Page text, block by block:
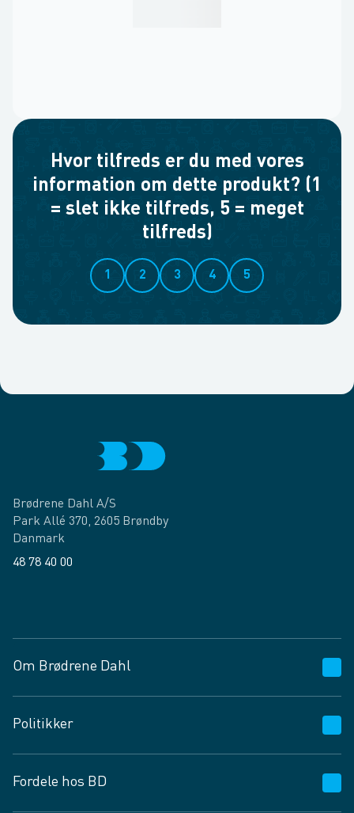
Hvor tilfreds er du med vores
information om dette produkt? (1
= slet ikke tilfreds, 5 = meget
tilfreds)
1 2 3 4 5
Brødrene Dahl A/S
Park Allé 370, 2605 Brøndby
Danmark
48 78 40 00
Om Brødrene Dahl
Vagttelefon 30 10 89 89
Spørgsmål og svar
Job og karriere
Politikker
Privatlivspolitik
Fordele hos BD